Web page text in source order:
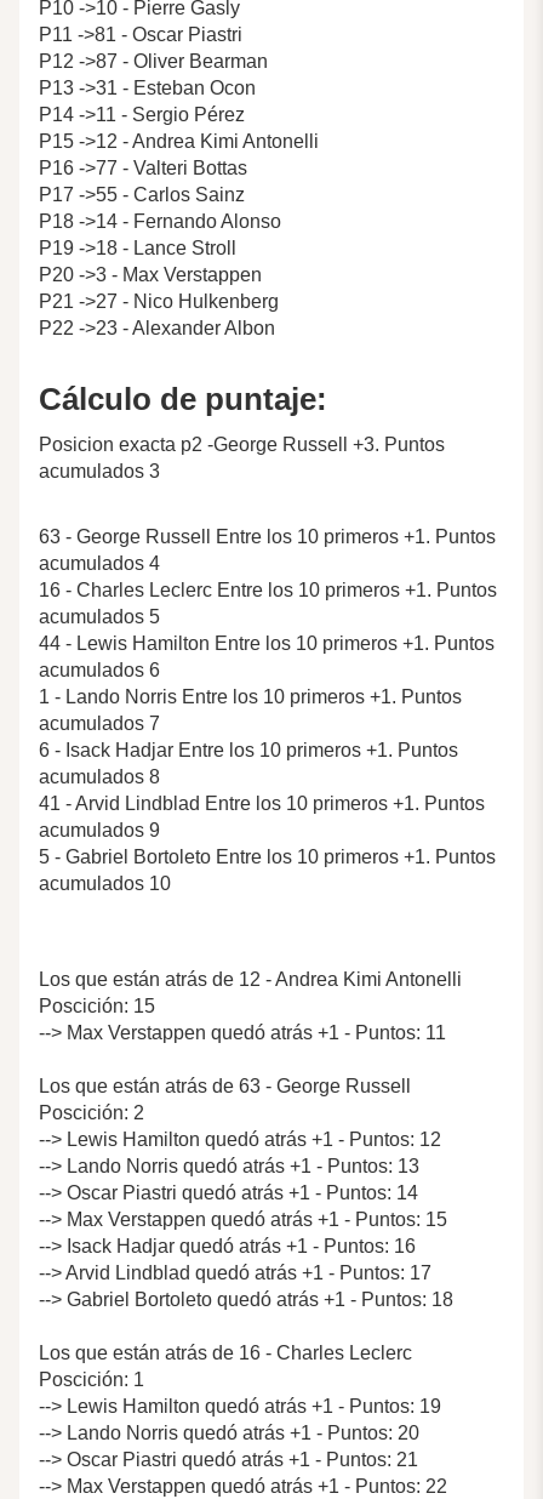
P10 ->10 - Pierre Gasly
P11 ->81 - Oscar Piastri
P12 ->87 - Oliver Bearman
P13 ->31 - Esteban Ocon
P14 ->11 - Sergio Pérez
P15 ->12 - Andrea Kimi Antonelli
P16 ->77 - Valteri Bottas
P17 ->55 - Carlos Sainz
P18 ->14 - Fernando Alonso
P19 ->18 - Lance Stroll
P20 ->3 - Max Verstappen
P21 ->27 - Nico Hulkenberg
P22 ->23 - Alexander Albon
Cálculo de puntaje:
Posicion exacta p2 -George Russell +3. Puntos
acumulados 3
63 - George Russell Entre los 10 primeros +1. Puntos
acumulados 4
16 - Charles Leclerc Entre los 10 primeros +1. Puntos
acumulados 5
44 - Lewis Hamilton Entre los 10 primeros +1. Puntos
acumulados 6
1 - Lando Norris Entre los 10 primeros +1. Puntos
acumulados 7
6 - Isack Hadjar Entre los 10 primeros +1. Puntos
acumulados 8
41 - Arvid Lindblad Entre los 10 primeros +1. Puntos
acumulados 9
5 - Gabriel Bortoleto Entre los 10 primeros +1. Puntos
acumulados 10
Los que están atrás de 12 - Andrea Kimi Antonelli
Poscición: 15
--> Max Verstappen quedó atrás +1 - Puntos: 11
Los que están atrás de 63 - George Russell
Poscición: 2
--> Lewis Hamilton quedó atrás +1 - Puntos: 12
--> Lando Norris quedó atrás +1 - Puntos: 13
--> Oscar Piastri quedó atrás +1 - Puntos: 14
--> Max Verstappen quedó atrás +1 - Puntos: 15
--> Isack Hadjar quedó atrás +1 - Puntos: 16
--> Arvid Lindblad quedó atrás +1 - Puntos: 17
--> Gabriel Bortoleto quedó atrás +1 - Puntos: 18
Los que están atrás de 16 - Charles Leclerc
Poscición: 1
--> Lewis Hamilton quedó atrás +1 - Puntos: 19
--> Lando Norris quedó atrás +1 - Puntos: 20
--> Oscar Piastri quedó atrás +1 - Puntos: 21
--> Max Verstappen quedó atrás +1 - Puntos: 22